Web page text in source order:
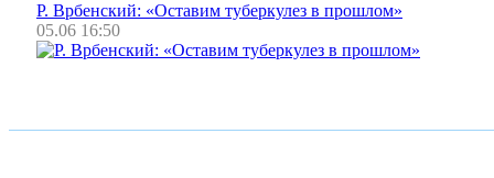
Р. Врбенский: «Оставим туберкулез в прошлом»
05.06 16:50